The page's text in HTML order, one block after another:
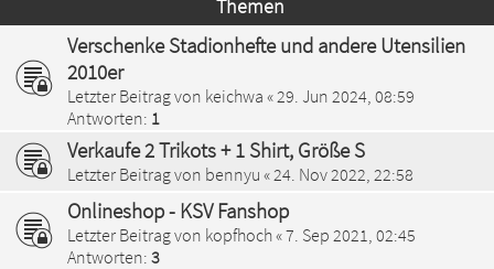
Themen
Verschenke Stadionhefte und andere Utensilien
2010er
Letzter Beitrag von keichwa « 29. Jun 2024, 08:59
Antworten: 1
Verkaufe 2 Trikots + 1 Shirt, Größe S
Letzter Beitrag von bennyu « 24. Nov 2022, 22:58
Onlineshop - KSV Fanshop
Letzter Beitrag von kopfhoch«7. Sep 2021, 02:45
Antworten: 3